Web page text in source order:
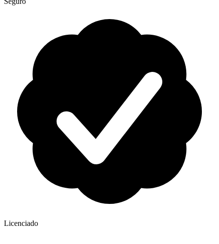
Licenciado